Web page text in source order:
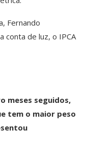
Fernando
conta de luz, o IPCA
meses seguidos,
tem o maior peso